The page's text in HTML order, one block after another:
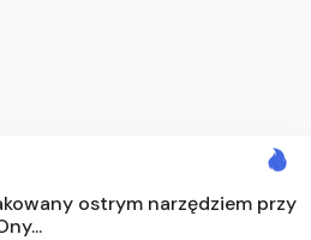
ostrym narzędziem przy